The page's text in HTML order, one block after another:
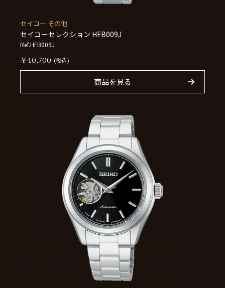
セイコー その他
セイコーセレクション HFB009J
Ref.HFB009J
￥40,700 (税込)
商品を見る